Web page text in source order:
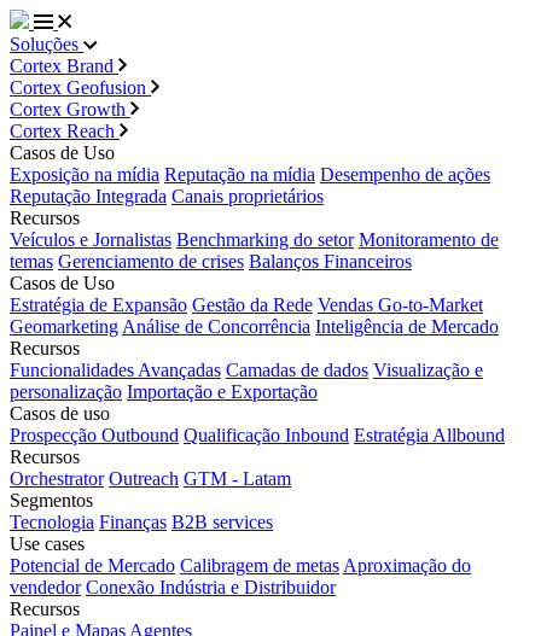
Soluções
Cortex Brand
Cortex Geofusion
Cortex Growth
Cortex Reach
Casos de Uso
Exposição na mídia Reputação na mídia Desempenho de ações
Reputação Integrada Canais proprietários
Recursos
Veículos e Jornalistas Benchmarking do setor Monitoramento de
temas Gerenciamento de crises Balanços Financeiros
Casos de Uso
Estratégia de Expansão Gestão da Rede Vendas Go-to-Market
Geomarketing Análise de Concorrência Inteligência de Mercado
Recursos
Funcionalidades Avançadas Camadas de dados Visualização e
personalização Importação e Exportação
Casos de uso
Prospecção Outbound Qualificação Inbound Estratégia Allbound
Recursos
Orchestrator Outreach GTM - Latam
Segmentos
Tecnologia Finanças B2B services
Use cases
Potencial de Mercado Calibragem de metas Aproximação do
vendedor Conexão Indústria e Distribuidor
Recursos
Painel e Mapas Agentes